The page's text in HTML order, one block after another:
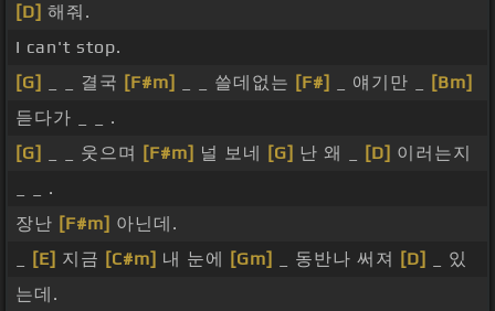
[D] 해줘.
I can't stop.
[G]
_ _ 결국 [F#m] _ _ 쓸데없는 [F#] _ 얘기만 _
[Bm]
듣다가 _ _ .
[G]
_ _ 웃으며 [F#m] 널 보네 [G] 난 왜 _ [D] 이러는지
_ _ .
장난 [F#m] 아닌데.
[E] 지금 [C#m] 내 눈에 [Gm] _ 동반나 써져 [D]
_ 있
는데.